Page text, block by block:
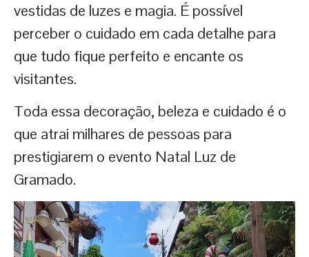
vestidas de luzes e magia. É possível
perceber o cuidado em cada detalhe para
que tudo fique perfeito e encante os
visitantes.
Toda essa decoração, beleza e cuidado é o
que atrai milhares de pessoas para
prestigiarem o evento Natal Luz de
Gramado.